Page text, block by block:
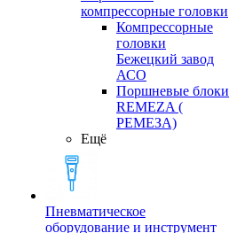
компрессорные головки
Компрессорные
головки
Бежецкий завод
АСО
Поршневые блоки
REMEZA (
РЕМЕЗА)
Ещё
Пневматическое
оборудование и инструмент